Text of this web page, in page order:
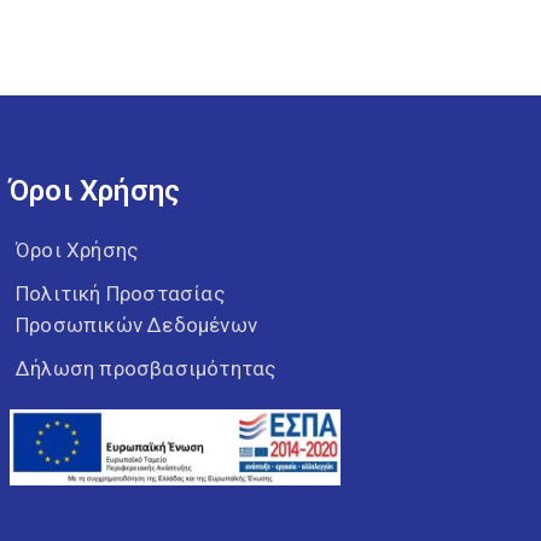
Όροι Χρήσης
Όροι Χρήσης
Πολιτική Προστασίας
Προσωπικών Δεδομένων
Δήλωση προσβασιμότητας